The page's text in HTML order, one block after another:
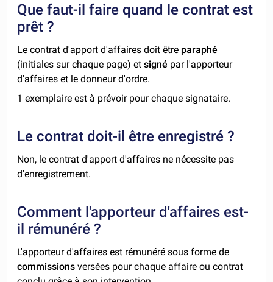
Que faut-il faire quand le contrat est
prêt ?
Le contrat d'apport d'affaires doit être paraphé
(initiales sur chaque page) etsigné par l'apporteur
d'affaires et le donneur d'ordre.
1 exemplaire est à prévoir pour chaque signataire.
Le contrat doit-il être enregistré ?
Non, le contrat d'apport d'affaires ne nécessite pas
d'enregistrement.
Comment l'apporteur d'affaires est-
il rémunéré ?
L'apporteur d'affaires est rémunéré sous forme de
commissionsversées pour chaque affaire ou contrat